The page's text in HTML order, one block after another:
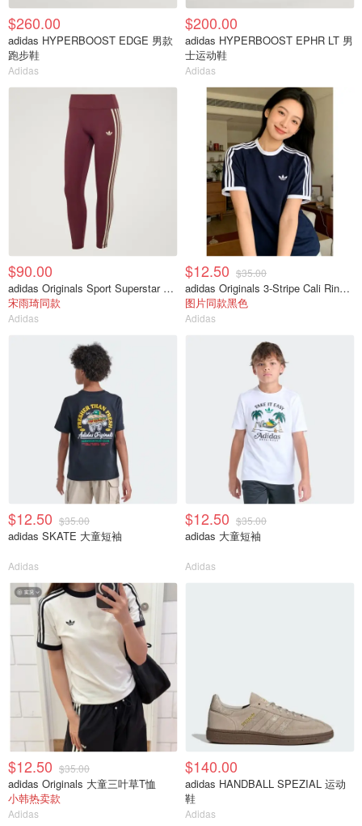
$260.00
adidas HYPERBOOST EDGE 男款
跑步鞋
Adidas
$200.00
adidas HYPERBOOST EPHR LT 男
士运动鞋
Adidas
$90.00
adidas Originals Sport Superstar 7/8紧身裤
宋雨琦同款
Adidas
$12.50 $35.00
adidas Originals 3-Stripe Cali Ringer 短袖T恤
图片同款黑色
Adidas
$12.50 $35.00
adidas SKATE 大童短袖
Adidas
$12.50 $35.00
adidas 大童短袖
Adidas
$12.50 $35.00
adidas Originals 大童三叶草T恤
小韩热卖款
Adidas
$140.00
adidas HANDBALL SPEZIAL 运动
鞋
Adidas